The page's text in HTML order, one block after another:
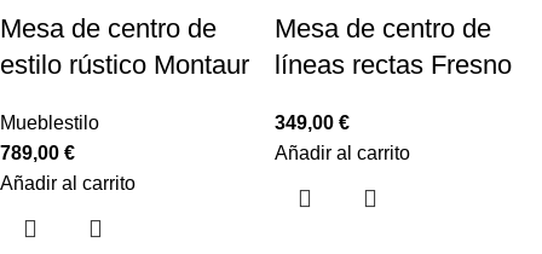
Mesa de centro de
estilo rústico Montaur
Mueblestilo
789,00 €
Añadir al carrito
Mesa de centro de
líneas rectas Fresno
349,00 €
Añadir al carrito